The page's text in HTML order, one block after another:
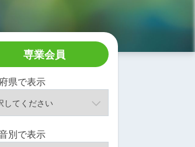
専業会員
県で表示
別で表示